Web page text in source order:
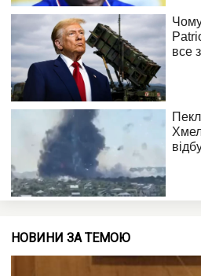
НОВИНИ ЗА ТЕМОЮ